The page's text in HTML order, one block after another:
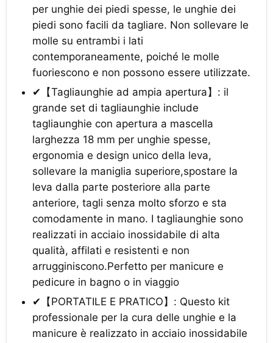
per unghie dei piedi spesse, le unghie dei
piedi sono facili da tagliare. Non sollevare le
molle su entrambi i lati
contemporaneamente, poiché le molle
fuoriescono e non possono essere utilizzate.
✔【Tagliaunghie ad ampia apertura】: il
grande set di tagliaunghie include
tagliaunghie con apertura a mascella
larghezza 18 mm per unghie spesse,
ergonomia e design unico della leva,
sollevare la maniglia superiore,spostare la
leva dalla parte posteriore alla parte
anteriore, tagli senza molto sforzo e sta
comodamente in mano. I tagliaunghie sono
realizzati in acciaio inossidabile di alta
qualità, affilati e resistenti e non
arrugginiscono.Perfetto per manicure e
pedicure in bagno o in viaggio
✔【PORTATILE E PRATICO】: Questo kit
professionale per la cura delle unghie e la
manicure è realizzato in acciaio inossidabile